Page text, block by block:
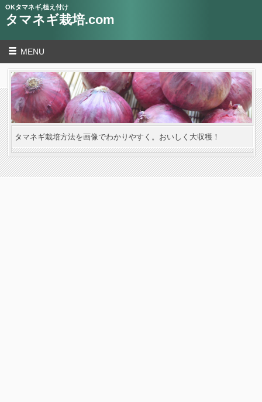
OKタマネギ,植え付け
タマネギ栽培.com
MENU
タマネギ栽培方法を画像でわかりやすく。おいしく大収穫！